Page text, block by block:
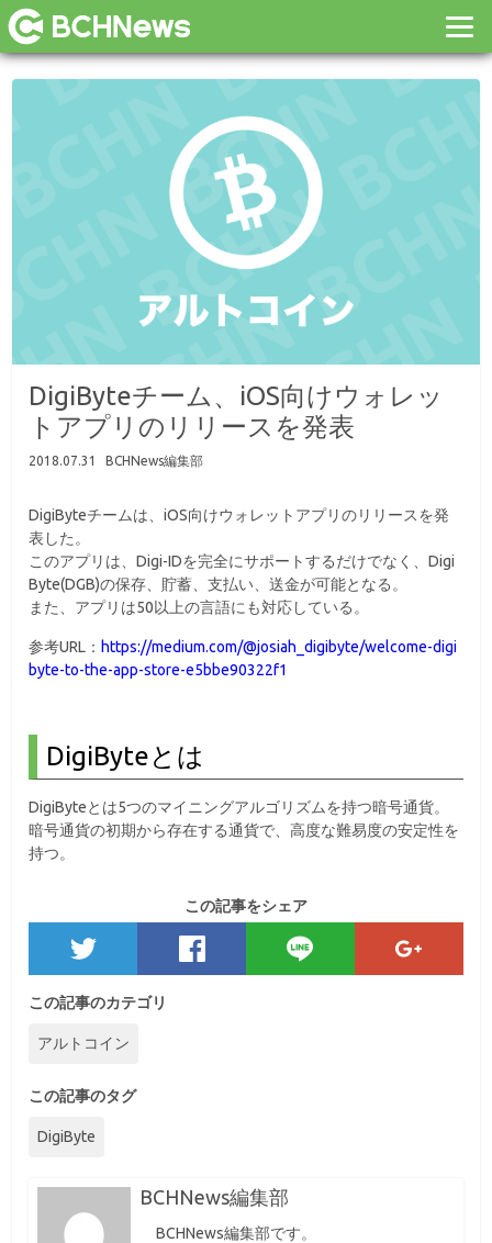
DigiByteチーム、iOS向けウォレッ
トアプリのリリースを発表
2018.07.31 BCHNews編集部
DigiByteチームは、iOS向けウォレットアプリのリリースを発
表した。
このアプリは、Digi-IDを完全にサポートするだけでなく、Digi
Byte(DGB)の保存、貯蓄、支払い、送金が可能となる。
また、アプリは50以上の言語にも対応している。
参考URL： https://medium.com/@josiah_digibyte/welcome-digi
byte-to-the-app-store-e5bbe90322f1
DigiByteとは
DigiByteとは5つのマイニングアルゴリズムを持つ暗号通貨。
暗号通貨の初期から存在する通貨で、高度な難易度の安定性を
持つ。
この記事をシェア
この記事のカテゴリ
アルトコイン
この記事のタグ
DigiByte
BCHNews編集部
BCHNews編集部です。